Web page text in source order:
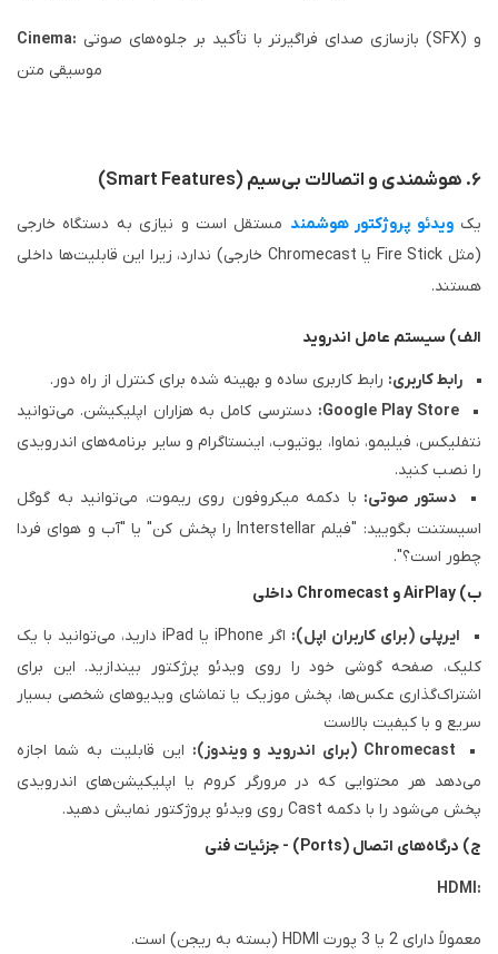
Cinema:
موسیقی متن
۶. هوشمندی و اتصالات بی‌سیم (Smart Features)
یکویدئو پروژکتور هوشمند مستقل است و نیازی به دستگاه خارجی
(مثل Fire Stick یا Chromecast خارجی) ندارد، زیرا این قابلیت‌ها داخلی
هستند.
الف) سیستم عامل اندروید
رابط کاربری: رابط کاربری ساده و بهینه شده برای کنترل از راه دور.
Google Play Store: دسترسی کامل به هزاران اپلیکیشن. می‌توانید
نتفلیکس، فیلیمو، نماوا، یوتیوب، اینستاگرام و سایر برنامه‌های اندرویدی
را نصب کنید.
دستور صوتی: با دکمه میکروفون روی ریموت، می‌توانید به گوگل
اسیستنت بگویید: "فیلم Interstellar را پخش کن" یا "آب و هوای فردا
چطور است؟".
ب) AirPlay و Chromecast داخلی
ایرپلی (برای کاربران اپل):
اگر iPhone یا iPad دارید، می‌توانید با یک
کلیک، صفحه گوشی خود را روی ویدئو پرژکتور بیندازید. این برای
اشتراک‌گذاری عکس‌ها، پخش موزیک یا تماشای ویدیوهای شخصی بسیار
سریع و با کیفیت بالاست
Chromecast (برای اندروید و ویندوز): این قابلیت به شما اجازه
می‌دهد هر محتوایی که در مرورگر کروم یا اپلیکیشن‌های اندرویدی
پخش می‌شود را با دکمه Cast روی ویدئو پروژکتور نمایش دهید.
ج) درگاه‌های اتصال (Ports) - جزئیات فنی
HDMI:
معمولاً دارای 2 یا 3 پورت HDMI (بسته به ریجن) است.